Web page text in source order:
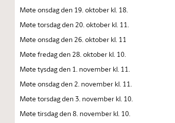
Møte onsdag den 19. oktober kl. 18.
Møte torsdag den 20. oktober kl. 11.
Møte onsdag den 26. oktober kl. 11
Møte fredag den 28. oktober kl. 10.
Møte tysdag den 1. november kl. 11.
Møte onsdag den 2. november kl. 11.
Møte torsdag den 3. november kl. 10.
Møte tirsdag den 8. november kl. 10.